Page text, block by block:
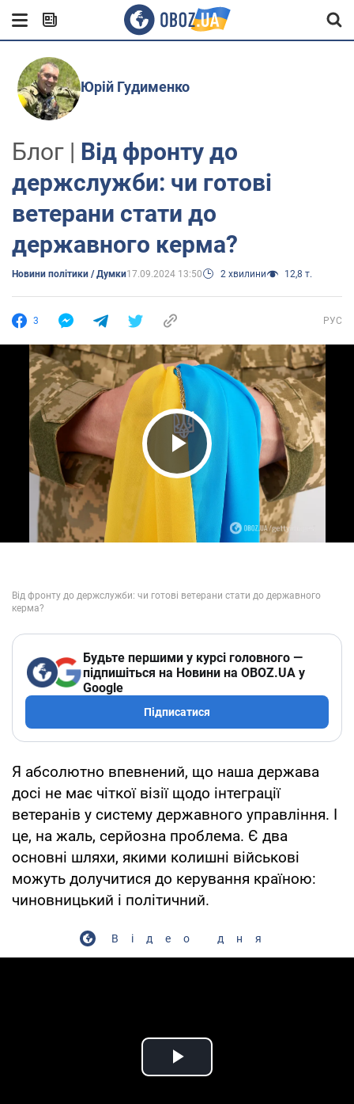
Юрій Гудименко
Блог | Від фронту до
держслужби: чи готові
ветерани стати до
державного керма?
Новини політики / Думки17.09.2024 13:50 2 хвилини 12,8 т.
3 РУС
Play Video
Будьте першими у курсі головного —
підпишіться на Новини на OBOZ.UA у
Google
Підписатися
Я абсолютно впевнений, що наша держава
досі не має чіткої візії щодо інтеграції
ветеранів у систему державного управління. І
це, на жаль, серйозна проблема. Є два
основні шляхи, якими колишні військові
можуть долучитися до керування країною:
чиновницький і політичний.
Відео дня
Play Video